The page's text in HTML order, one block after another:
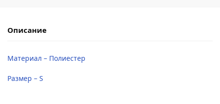
Описание
Материал – Полиестер
Размер – S